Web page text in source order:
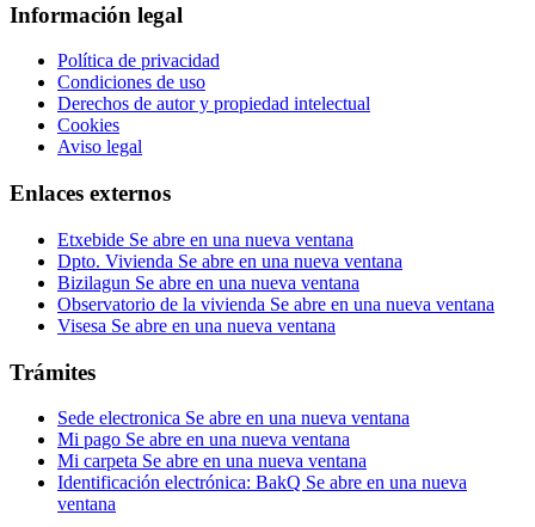
Información legal
Política de privacidad
Condiciones de uso
Derechos de autor y propiedad intelectual
Cookies
Aviso legal
Enlaces externos
Etxebide Se abre en una nueva ventana
Dpto. Vivienda Se abre en una nueva ventana
Bizilagun Se abre en una nueva ventana
Observatorio de la vivienda Se abre en una nueva ventana
Visesa Se abre en una nueva ventana
Trámites
Sede electronica Se abre en una nueva ventana
Mi pago Se abre en una nueva ventana
Mi carpeta Se abre en una nueva ventana
Identificación electrónica: BakQ Se abre en una nueva
ventana